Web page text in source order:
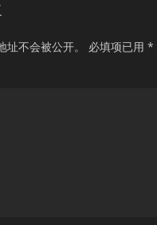
址不会被公开。 必填项已用 *